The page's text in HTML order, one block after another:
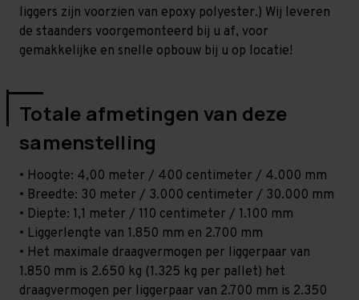
liggers zijn voorzien van epoxy polyester.) Wij leveren
de staanders voorgemonteerd bij u af, voor
gemakkelijke en snelle opbouw bij u op locatie!
Totale afmetingen van deze
samenstelling
• Hoogte: 4,00 meter / 400 centimeter / 4.000 mm
• Breedte: 30 meter / 3.000 centimeter / 30.000 mm
• Diepte: 1,1 meter / 110 centimeter / 1.100 mm
• Liggerlengte van 1.850 mm en 2.700 mm
• Het maximale draagvermogen per liggerpaar van
1.850 mm is 2.650 kg (1.325 kg per pallet) het
draagvermogen per liggerpaar van 2.700 mm is 2.350